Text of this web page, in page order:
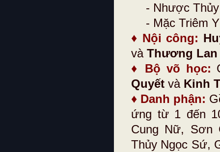
- Nhược
- Mặc Triêm Y
♦ Nội công:
và Thương
♦ Bộ võ học:
Quyết vàKinh
♦ Danh phận:
ứng từ 1 đến
Cung Nữ, Sơn
Thủy Ngọc Sứ,